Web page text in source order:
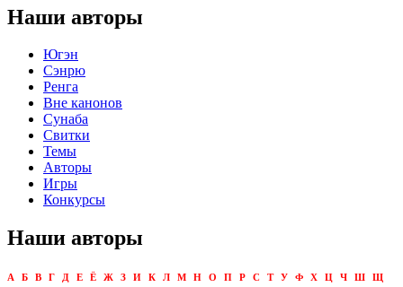
Наши авторы
Югэн
Сэнрю
Ренга
Вне канонов
Сунаба
Свитки
Темы
Авторы
Игры
Конкурсы
Наши авторы
А Б В Г Д Е Ё Ж З И К Л М Н О П Р С Т У Ф Х Ц Ч Ш
Щ